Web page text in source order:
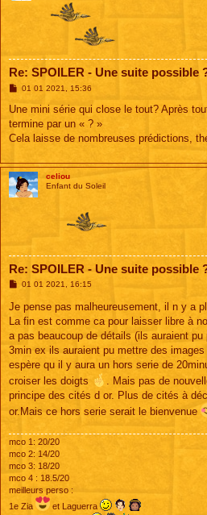
Re: SPOILER - Une suite possible
M
s
a
g
01 01 2021, 15:36
Une mini série qui close le tout? Après
termine par un « ? »
Cela laisse de nombreuses prédictions,
celiou
Enfant du Soleil
Re: SPOILER - Une suite possible
M
s
a
e
01 01 2021, 16:15
Je pense pas malheureusement, il n y a
La fin est comme ca pour laisser libre à
a pas beaucoup de détails (ils auraient
3min ex ils auraient pu mettre des
espère qu il y aura un hors serie de
croiser les doigts
. Mais pas de
principe des cités d or. Plus de cités à
or.Mais ce hors serie serait le bienvenue
mco 1: 20/20
mco 2: 14/20
mco 3: 18/20
mco 4 : 18.5/20
meilleurs perso :
1e Zia
et Laguerra